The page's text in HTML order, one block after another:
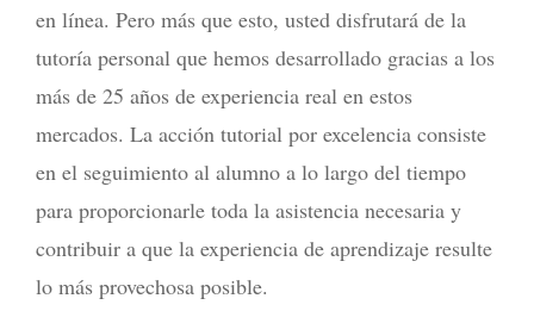
en línea. Pero más que esto, usted disfrutará de la
tutoría personal que hemos desarrollado gracias a los
más de 25 años de experiencia real en estos
mercados. La acción tutorial por excelencia consiste
en el seguimiento al alumno a lo largo del tiempo
para proporcionarle toda la asistencia necesaria y
contribuir a que la experiencia de aprendizaje resulte
lo más provechosa posible.